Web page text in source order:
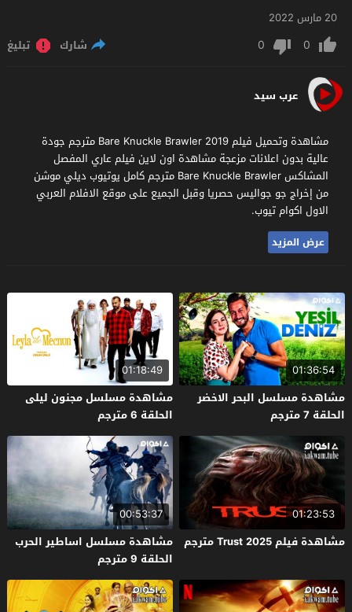
20 مارس 2022
0
0 شارك تبليغ
عرب سيد
مشاهدة وتحميل فيلم Bare Knuckle Brawler 2019 مترجم جودة
عالية بدون اعلانات مزعجة مشاهدة اون لاين فيلم عاري المفصل
المشاكس Bare Knuckle Brawler مترجم كامل يوتيوب ديلي موشن
من إخراج جو جواليس حصريا وقبل الجميع على موقع الافلام العربي
الاول اكوام تيوب.
عرض المزيد
01:36:54
مشاهدة مسلسل البحر الاخضر
الحلقة 7 مترجم
01:18:49
مشاهدة مسلسل مجنون ليلى
الحلقة 6 مترجم
01:23:53
مشاهدة فيلم Trust 2025 مترجم
00:53:37
مشاهدة مسلسل اساطير الحرب
الحلقة 9 مترجم